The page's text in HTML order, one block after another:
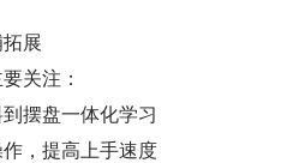
展
关注：
摆盘一体化学习
，提高上手速度